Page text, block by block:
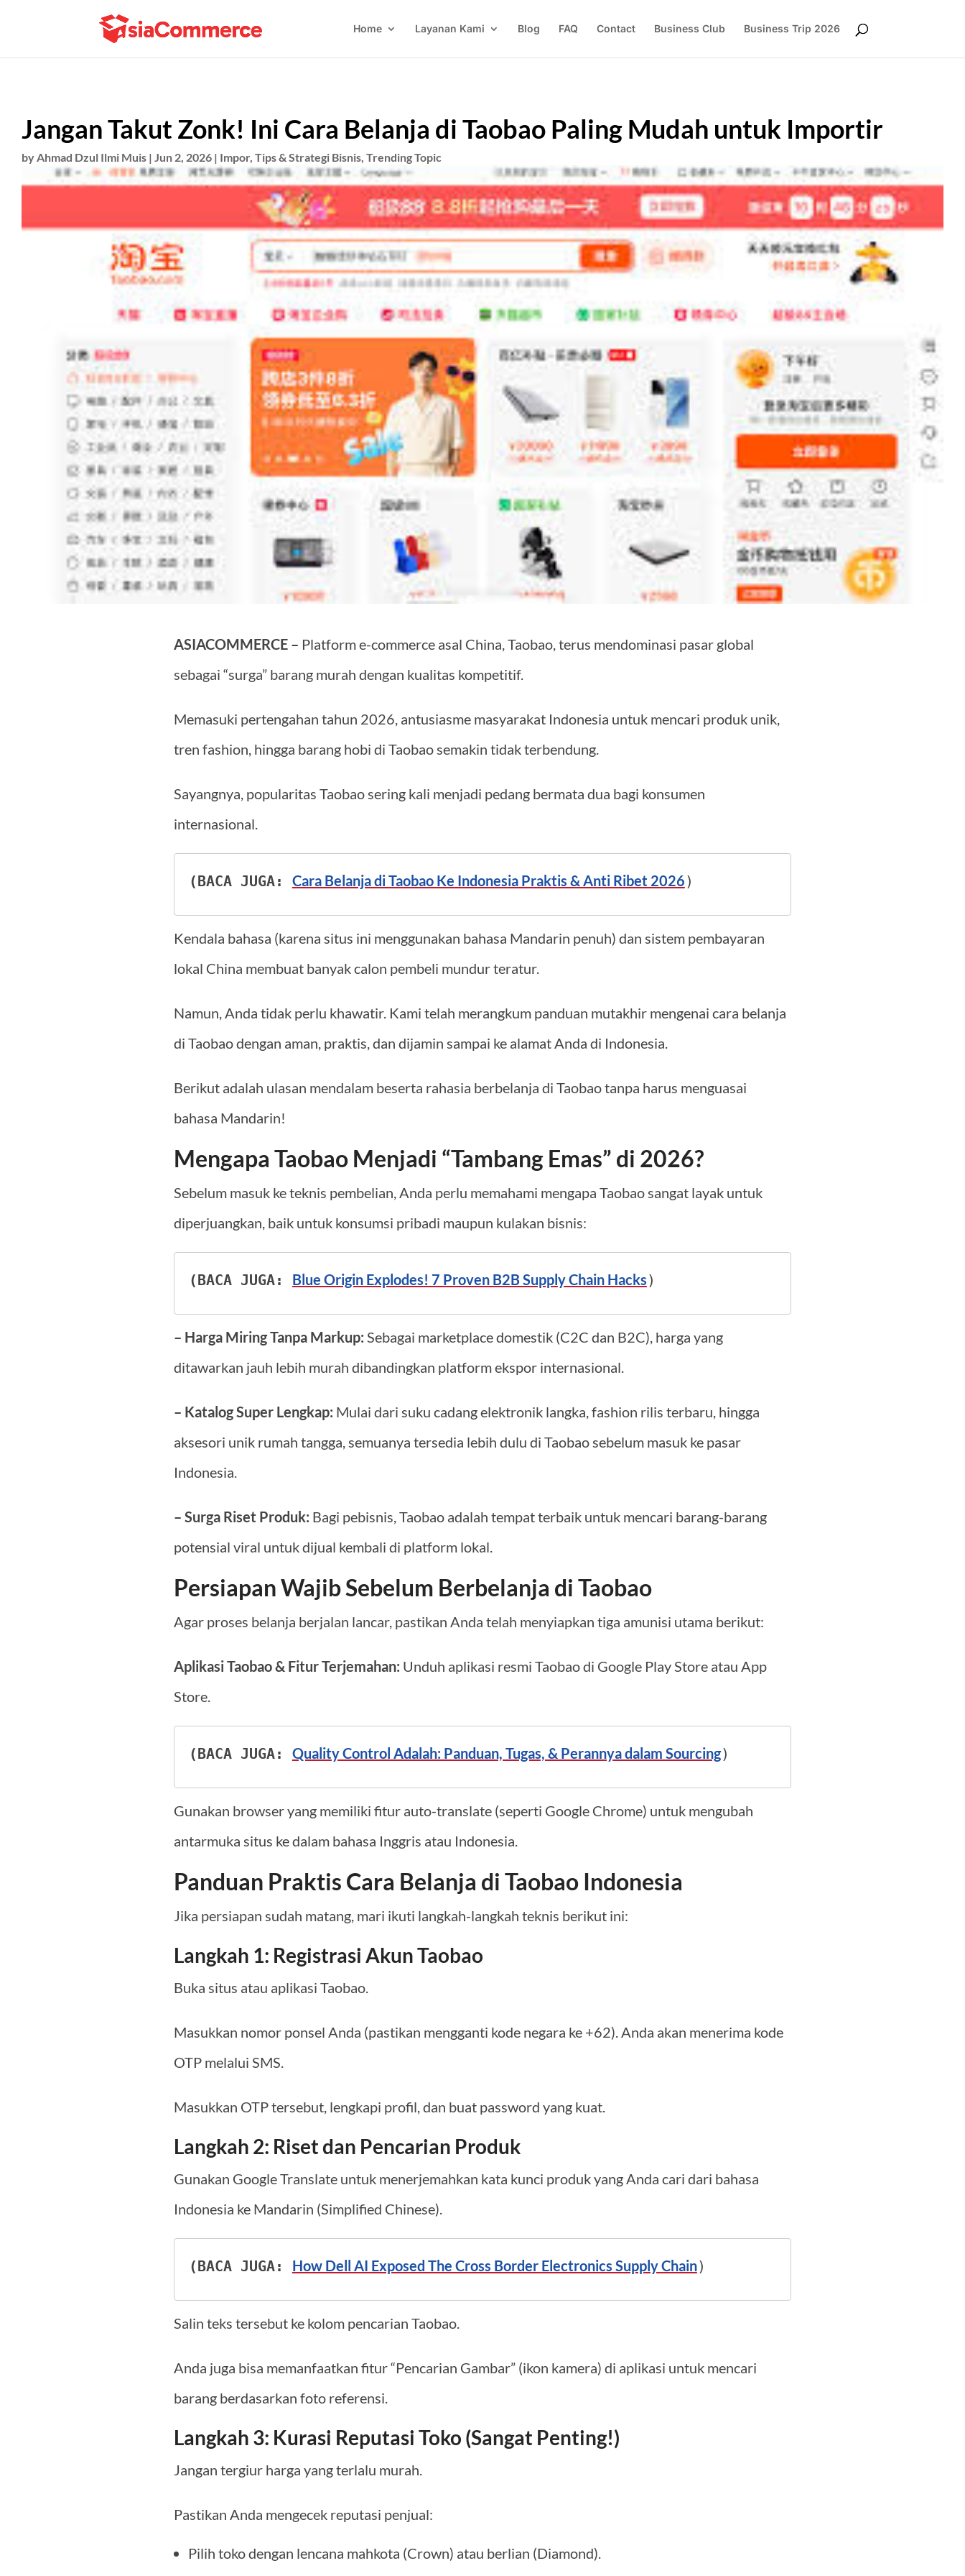
Home Layanan Kami Blog FAQ Contact Business Club Business Trip 2026
Jangan Takut Zonk! Ini Cara Belanja di Taobao Paling Mudah untuk Importir
by Ahmad Dzul Ilmi Muis | Jun 2, 2026 | Impor, Tips & Strategi Bisnis Trending Topic
ASIACOMMERCE – Platform e-commerce asal China, Taobao, terus mendominasi pasar global
sebagai “surga” barang murah dengan kualitas kompetitif.
Memasuki pertengahan tahun 2026, antusiasme masyarakat Indonesia untuk mencari produk unik,
tren fashion, hingga barang hobi di Taobao semakin tidak terbendung.
Sayangnya, popularitas Taobao sering kali menjadi pedang bermata dua bagi konsumen
internasional.
(BACA JUGA: Cara Belanja di Taobao Ke Indonesia Praktis & Anti Ribet 2026)
Kendala bahasa (karena situs ini menggunakan bahasa Mandarin penuh) dan sistem pembayaran
lokal China membuat banyak calon pembeli mundur teratur.
Namun, Anda tidak perlu khawatir. Kami telah merangkum panduan mutakhir mengenai cara belanja
di Taobao dengan aman, praktis, dan dijamin sampai ke alamat Anda di Indonesia.
Berikut adalah ulasan mendalam beserta rahasia berbelanja di Taobao tanpa harus menguasai
bahasa Mandarin!
Mengapa Taobao Menjadi “Tambang Emas” di 2026?
Sebelum masuk ke teknis pembelian, Anda perlu memahami mengapa Taobao sangat layak untuk
diperjuangkan, baik untuk konsumsi pribadi maupun kulakan bisnis:
(BACA JUGA: Blue Origin Explodes! 7 Proven B2B Supply Chain Hacks)
– Harga Miring Tanpa Markup: Sebagai marketplace domestik (C2C dan B2C), harga yang
ditawarkan jauh lebih murah dibandingkan platform ekspor internasional.
– Katalog Super Lengkap: Mulai dari suku cadang elektronik langka, fashion rilis terbaru, hingga
aksesori unik rumah tangga, semuanya tersedia lebih dulu di Taobao sebelum masuk ke pasar
Indonesia.
– Surga Riset Produk: Bagi pebisnis, Taobao adalah tempat terbaik untuk mencari barang-barang
potensial viral untuk dijual kembali di platform lokal.
Persiapan Wajib Sebelum Berbelanja di Taobao
Agar proses belanja berjalan lancar, pastikan Anda telah menyiapkan tiga amunisi utama berikut:
Aplikasi Taobao & Fitur Terjemahan: Unduh aplikasi resmi Taobao di Google Play Store atau App
Store.
(BACA JUGA: Quality Control Adalah: Panduan, Tugas, & Perannya dalam Sourcing)
Gunakan browser yang memiliki fitur auto-translate (seperti Google Chrome) untuk mengubah
antarmuka situs ke dalam bahasa Inggris atau Indonesia.
Panduan Praktis Cara Belanja di Taobao Indonesia
Jika persiapan sudah matang, mari ikuti langkah-langkah teknis berikut ini:
Langkah 1: Registrasi Akun Taobao
Buka situs atau aplikasi Taobao.
Masukkan nomor ponsel Anda (pastikan mengganti kode negara ke +62). Anda akan menerima kode
OTP melalui SMS.
Masukkan OTP tersebut, lengkapi profil, dan buat password yang kuat.
Langkah 2: Riset dan Pencarian Produk
Gunakan Google Translate untuk menerjemahkan kata kunci produk yang Anda cari dari bahasa
Indonesia ke Mandarin (Simplified Chinese).
(BACA JUGA: How Dell AI Exposed The Cross Border Electronics Supply Chain)
Salin teks tersebut ke kolom pencarian Taobao.
Anda juga bisa memanfaatkan fitur “Pencarian Gambar” (ikon kamera) di aplikasi untuk mencari
barang berdasarkan foto referensi.
Langkah 3: Kurasi Reputasi Toko (Sangat Penting!)
Jangan tergiur harga yang terlalu murah.
Pastikan Anda mengecek reputasi penjual:
Pilih toko dengan lencana mahkota (Crown) atau berlian (Diamond).